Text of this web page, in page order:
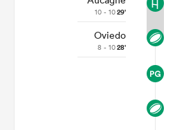
10 - 1029'
Oviedo
8 - 1028'